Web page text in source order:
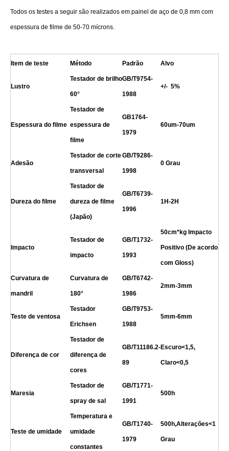
Todos os testes a seguir são realizados em painel de aço de 0,8 mm com
espessura de filme de 50-70 mícrons.
Item de teste Método Padrão Alvo
Lustro
Testador de brilho
60°
GB/T9754-
1988
+/- 5%
Espessura do filme
Testador de
espessura de
filme
GB1764-
1979
60um-70um
Adesão
Testador de corte
transversal
GB/T9286-
1998
0 Grau
Dureza do filme
Testador de
dureza de filme
(Japão)
GB/T6739-
1996
1H-2H
Impacto
Testador de
impacto
GB/T1732-
1993
50cm*kg Impacto
Positivo (De acordo
com Gloss)
Curvatura de
mandril
Curvatura de
180°
GB/T6742-
1986
2mm-3mm
Teste de ventosa
Testador
Erichsen
GB/T9753-
1988
5mm-6mm
Diferença de cor
Testador de
diferença de
cores
GB/T11186.2-
89
Escuro<1,5,
Claro<0,5
Maresia
Testador de
spray de sal
GB/T1771-
1991
500h
Teste de umidade
Temperatura e
umidade
constantes
GB/T1740-
1979
500h,Alterações<1
Grau